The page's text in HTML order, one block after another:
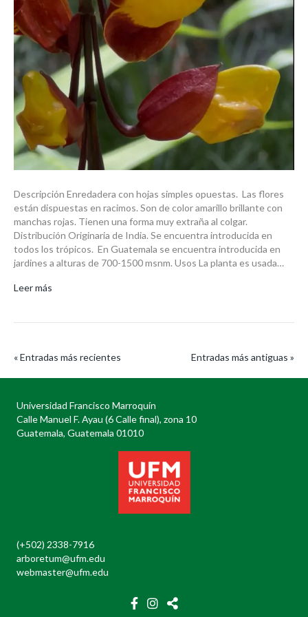
Descripción Enredadera con hojas simples opuestas. Las flores
están dispuestas en racimos. Son de color amarillo brillante con
manchas rojas. Tienen una forma muy extraña al colgar.
Distribución Originaria de India. Se encuentra introducida en
todos los trópicos. En Guatemala se encuentra introducida en
jardines a alturas de 700-1500 msnm. Usos La planta es usada…
Leer más
« Entradas más recientes Entradas más antiguas »
Universidad Francisco Marroquín
Calle Manuel F. Ayau (6 Calle final), zona 10
Guatemala, Guatemala 01010
(+502) 2338-7916
arboretum@ufm.edu
webmaster@ufm.edu